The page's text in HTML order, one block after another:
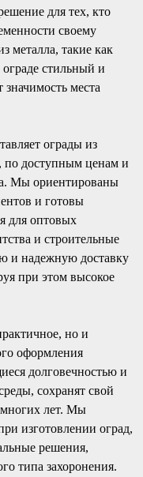
для тех, кто
своему
металла, такие как
стильный и
места
ограды из
по доступным ценам и
Мы ориентированы
и готовы
для оптовых
и строительные
и надежную доставку
при этом высокое
но и
оформления
долговечностью и
сохранят свой
лет. Мы
изготовлении оград,
решения,
типа захоронения.